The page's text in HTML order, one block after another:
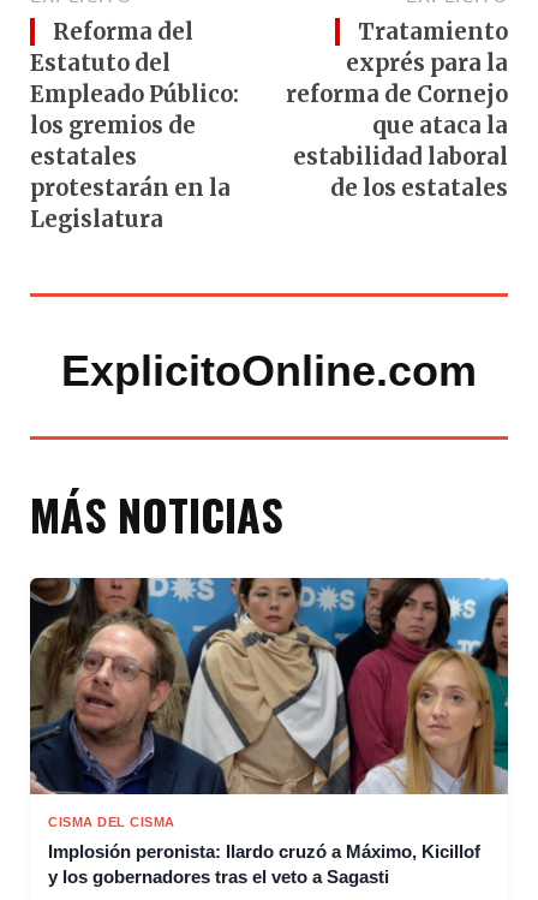
Reforma del
Estatuto del
Empleado Público:
los gremios de
estatales
protestarán en la
Legislatura
Tratamiento
exprés para la
reforma de Cornejo
que ataca la
estabilidad laboral
de los estatales
ExplicitoOnline.com
MÁS NOTICIAS
CISMA DEL CISMA
Implosión peronista: Ilardo cruzó a Máximo, Kicillof
y los gobernadores tras el veto a Sagasti